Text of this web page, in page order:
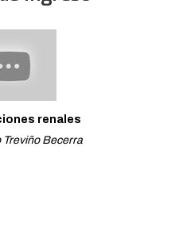
renales
Treviño Becerra